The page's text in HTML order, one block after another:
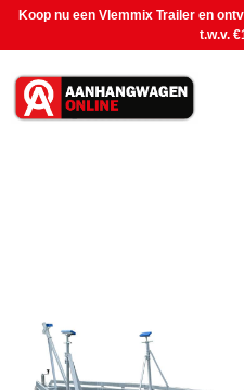
Koop nu een Vlemmix Trailer en
t.w.v.